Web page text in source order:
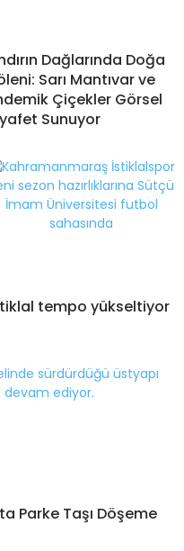
Dağlarında Doğa
Sarı Mantıvar ve
Çiçekler Görsel
Sunuyor
tempo yükseltiyor
Parke Taşı Döşeme